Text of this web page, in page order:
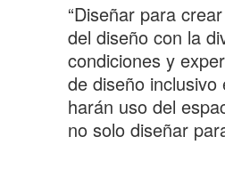
“Diseñar para
del diseño con la
condiciones y
de diseño
harán uso del
no solo diseñar